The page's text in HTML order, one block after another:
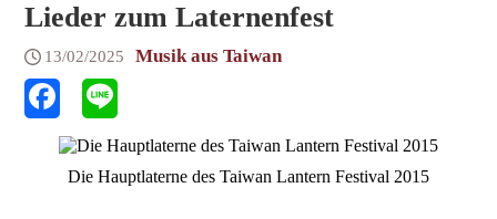
Lieder zum Laternenfest
13/02/2025 Musik aus Taiwan
Die Hauptlaterne des Taiwan Lantern Festival 2015